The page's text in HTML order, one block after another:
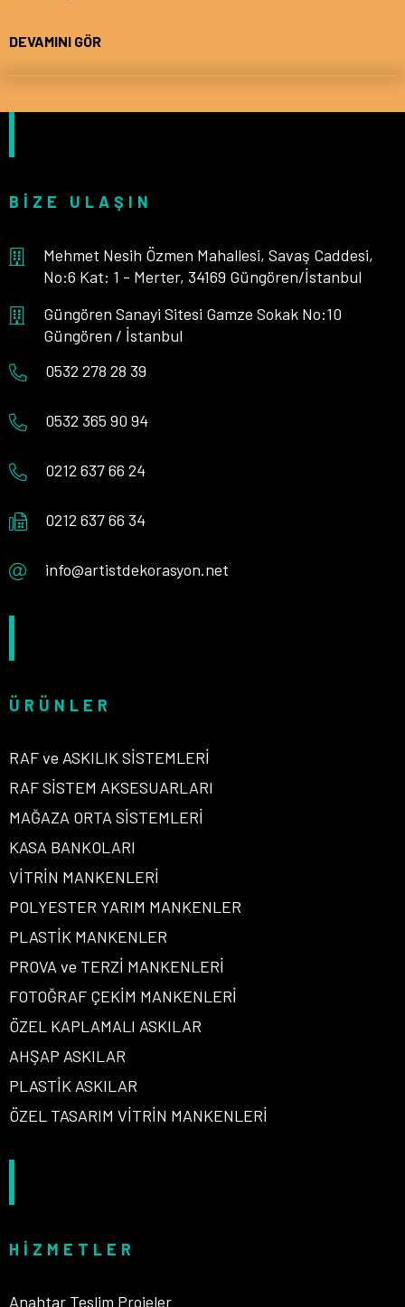
DEVAMINI GÖR
BIZE ULAŞIN
Mehmet Nesih Özmen Mahallesi, Savaş Caddesi,
No:6 Kat: 1 - Merter, 34169 Güngören/İstanbul
Güngören Sanayi Sitesi Gamze Sokak No:10
Güngören / İstanbul
0532 278 28 39
0532 365 90 94
0212 637 66 24
0212 637 66 34
info@artistdekorasyon.net
ÜRÜNLER
RAF ve ASKILIK SİSTEMLERİ
RAF SİSTEM AKSESUARLARI
MAĞAZA ORTA SİSTEMLERİ
KASA BANKOLARI
VİTRİN MANKENLERİ
POLYESTER YARIM MANKENLER
PLASTİK MANKENLER
PROVA ve TERZİ MANKENLERİ
FOTOĞRAF ÇEKİM MANKENLERİ
ÖZEL KAPLAMALI ASKILAR
AHŞAP ASKILAR
PLASTİK ASKILAR
ÖZEL TASARIM VİTRİN MANKENLERİ
HIZMETLER
Anahtar Teslim Projeler